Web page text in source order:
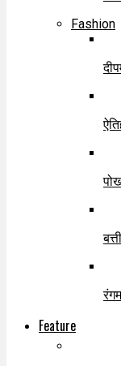
Fashion
Feature